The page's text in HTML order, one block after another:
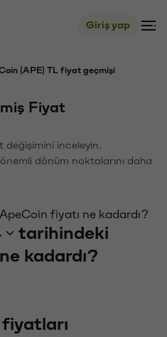
Giriş yap
(APE) TL fiyat geçmişi
Fiyat
değişimini inceleyin.
dönüm noktalarını daha
fiyatı ne kadardı?
tarihindeki
kadardı?